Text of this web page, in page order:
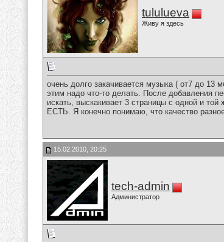
tululueva
Живу я здесь
очень долго закачивается музыка ( от7 до 13
этим надо что-то делать. После добавления
искать, выскакивает 3 страницы с одной и
ЕСТЬ. Я конечно понимаю, что качество
15.02.2010, 20:25
tech-admin
Администратор